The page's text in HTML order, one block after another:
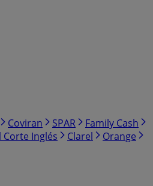
Coviran SPAR
Family Cash
Corte Inglés Clarel
Orange